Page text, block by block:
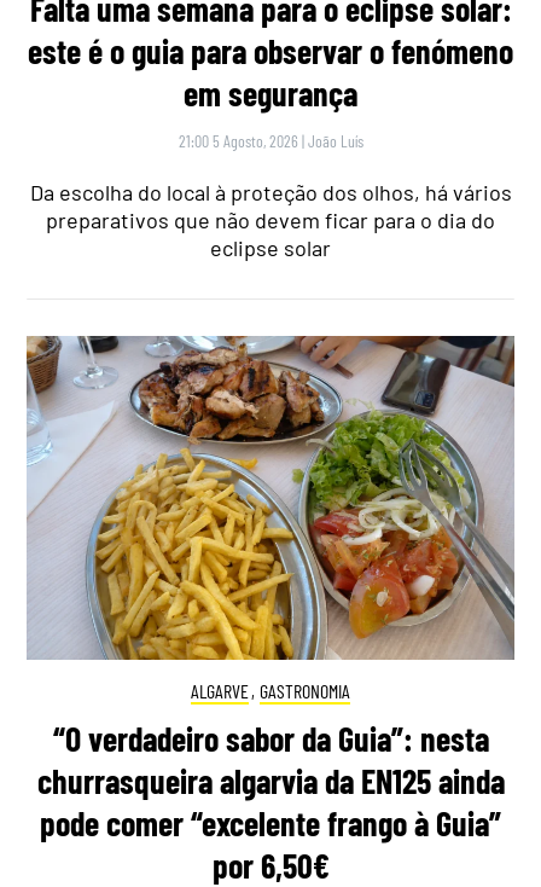
este é o guia para observar o fenómeno
em segurança
21:00 5 Agosto, 2026 |João Luís
Da escolha do local à proteção dos olhos, há vários
preparativos que não devem ficar para o dia do
eclipse solar
ALGARVE, GASTRONOMIA
“O verdadeiro sabor da Guia”: nesta
churrasqueira algarvia da EN125 ainda
pode comer “excelente frango à Guia”
por 6,50€